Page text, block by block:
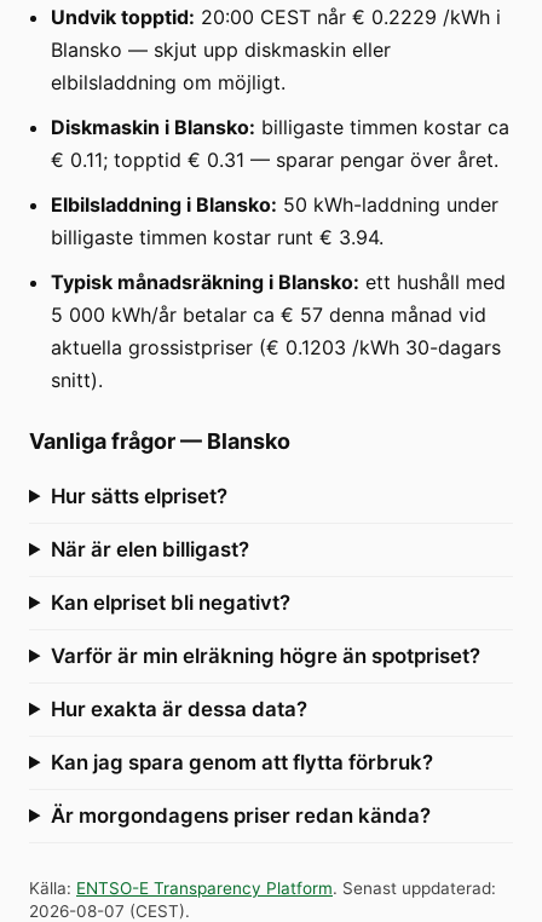
Undvik topptid: 20:00 CEST når € 0.2229 /kWh i
Blansko — skjut upp diskmaskin eller
elbilsladdning om möjligt.
Diskmaskin i Blansko: billigaste timmen kostar ca
€ 0.11; topptid € 0.31 — sparar pengar över året.
Elbilsladdning i Blansko: 50 kWh-laddning under
billigaste timmen kostar runt € 3.94.
Typisk månadsräkning i Blansko: ett hushåll med
5 000 kWh/år betalar ca € 57 denna månad vid
aktuella grossistpriser (€ 0.1203 /kWh 30-dagars
snitt).
Vanliga frågor— Blansko
Hur sätts elpriset?
När är elen billigast?
Kan elpriset bli negativt?
Varför är min elräkning högre än spotpriset?
Hur exakta är dessa data?
Kan jag spara genom att flytta förbruk?
Är morgondagens priser redan kända?
Källa: ENTSO-E Transparency Platform. Senast uppdaterad:
2026-08-07 (CEST).